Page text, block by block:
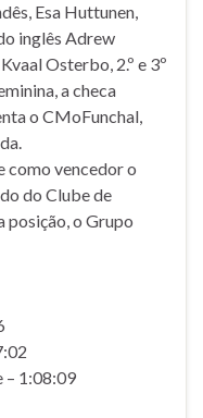
Esa Huttunen,
inglês Adrew
Osterbo, 2.º e 3º
a checa
o CMoFunchal,
como vencedor o
do Clube de
posição, o Grupo
– 1:08:09